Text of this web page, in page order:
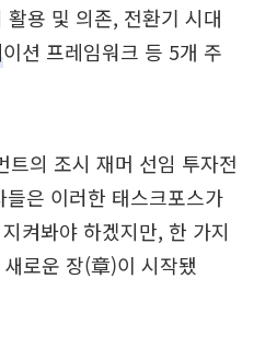
용 및 의존, 전환기 시대
이션 프레임워크 등 5개 주
트의 조시 재머 선임 투자전
은 이러한 태스크포스가
켜봐야 하겠지만, 한 가지
로운 장(章)이 시작됐